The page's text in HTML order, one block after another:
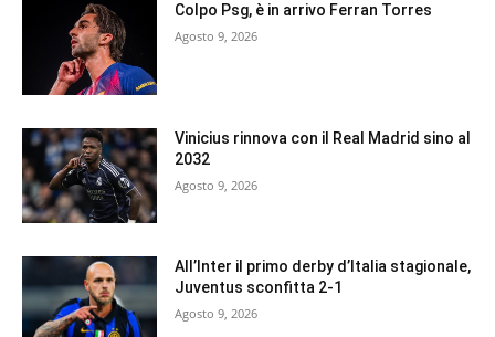
Colpo Psg, è in arrivo Ferran Torres
Agosto 9, 2026
Vinicius rinnova con il Real Madrid sino al
2032
Agosto 9, 2026
All’Inter il primo derby d’Italia stagionale,
Juventus sconfitta 2-1
Agosto 9, 2026